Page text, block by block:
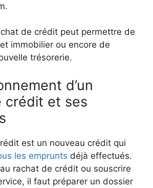
de crédit peut permettre de
immobilier ou encore de
trésorerie.
d’un
crédit et ses
est un nouveau crédit qui
les emprunts déjà effectués.
rachat de crédit ou souscrire
il faut préparer un dossier